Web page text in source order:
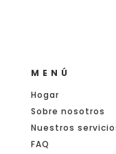
MENÚ
Hogar
Sobre nosotros
Nuestros
FAQ